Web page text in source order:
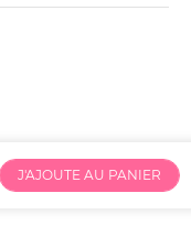
J'AJOUTE AU PANIER